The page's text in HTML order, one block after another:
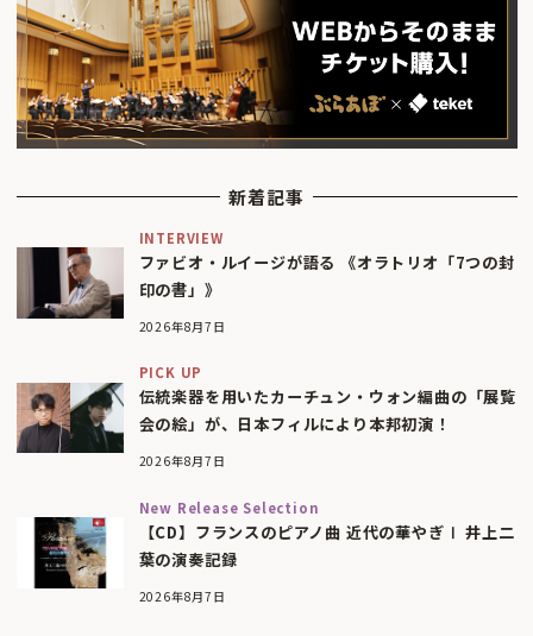
新着記事
INTERVIEW
ファビオ・ルイージが語る 《オラトリオ「7つの封
印の書」》
2026年8月7日
PICK UP
伝統楽器を用いたカーチュン・ウォン編曲の「展覧
会の絵」が、日本フィルにより本邦初演！
2026年8月7日
New Release Selection
【CD】フランスのピアノ曲 近代の華やぎⅠ 井上二
葉の演奏記録
2026年8月7日